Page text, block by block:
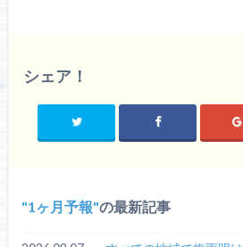
シェア！
1ヶ月予報 の最新記事